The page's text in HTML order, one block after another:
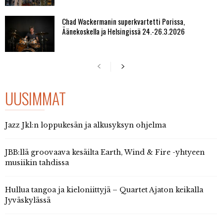
Chad Wackermanin superkvartetti Porissa,
Äänekoskella ja Helsingissä 24.-26.3.2026
UUSIMMAT
Jazz Jkl:n loppukesän ja alkusyksyn ohjelma
JBB:llä groovaava kesäilta Earth, Wind & Fire -yhtyeen
musiikin tahdissa
Hullua tangoa ja kieloniittyjä – Quartet Ajaton keikalla
Jyväskylässä